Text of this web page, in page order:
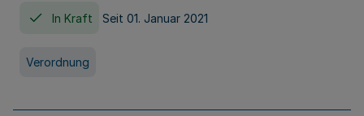
In Kraft Seit 01. Januar 2021
Verordnung